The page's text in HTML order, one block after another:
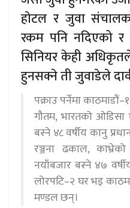
हाेटल र जुवा
रकम पनि नदिएको र
सिनियर केही
हुनसक्ने ती जुवाडेले
पक्राउ पर्नेमा
गौतम, भारतको
बस्ने ४८ वर्षीय कानु
रञ्जना ढकाल,
नयाँबजार बस्ने ४७
लोरपटि–२ घर भइ
मण्डल छन्।